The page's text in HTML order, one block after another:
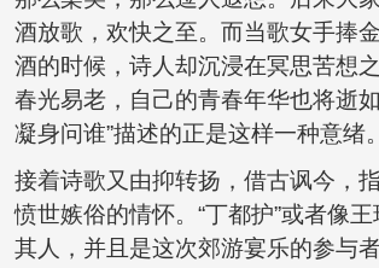
酒放歌，欢快之至。而当歌女手捧
酒的时候，诗人却沉浸在冥思苦想
春光易老，自己的青春年华也将逝
凝身问谁”描述的正是这样一种意绪。
接着诗歌又由抑转扬，借古讽今，
愤世嫉俗的情怀。“丁都护”或者像
其人，并且是这次郊游宴乐的参与